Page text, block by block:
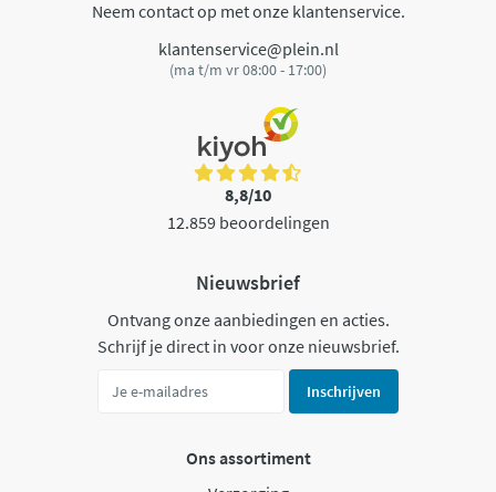
Neem contact op met onze klantenservice.
klantenservice@plein.nl
(ma t/m vr 08:00 - 17:00)
8,8/10
12.859 beoordelingen
Nieuwsbrief
Ontvang onze aanbiedingen en acties.
Schrijf je direct in voor onze nieuwsbrief.
Inschrijven
Ons assortiment